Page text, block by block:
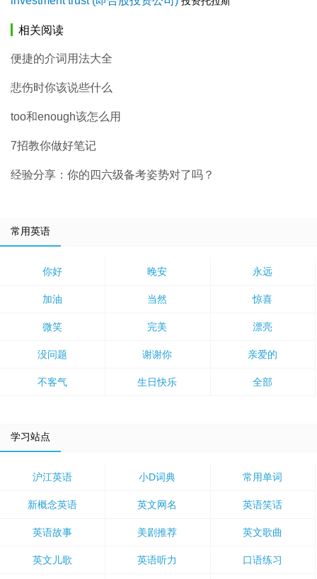
相关阅读
便捷的介词用法大全
悲伤时你该说些什么
too和enough该怎么用
7招教你做好笔记
经验分享：你的四六级备考姿势对了吗？
常用英语
你好 晚安 永远
加油 当然 惊喜
微笑 完美 漂亮
没问题 谢谢你 亲爱的
不客气 生日快乐 全部
学习站点
沪江英语 小D词典 常用单词
新概念英语 英文网名 英语笑话
英语故事 美剧推荐 英文歌曲
英文儿歌 英语听力 口语练习